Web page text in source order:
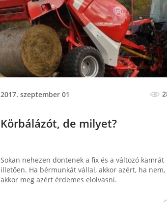
2017. szeptember 01
Körbálázót, de milyet?
Sokan nehezen döntenek a fix és a változó kamrát
illetően. Ha bérmunkát vállal, akkor azért, ha nem,
akkor meg azért érdemes elolvasni.